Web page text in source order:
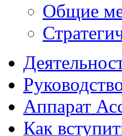
Общие
Аппарат
Как